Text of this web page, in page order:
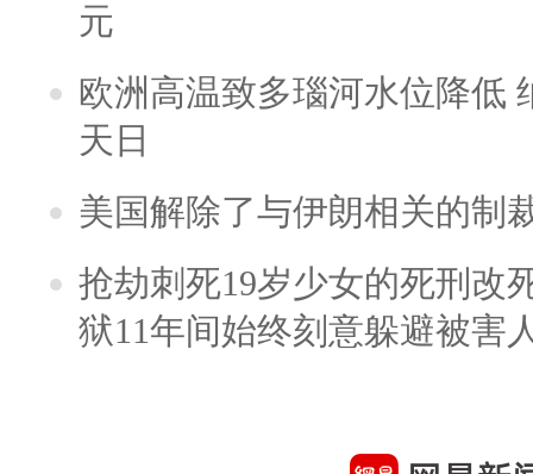
元
欧洲高温致多瑙河水位降低
天日
美国解除了与伊朗相关的制
抢劫刺死19岁少女的死刑改
狱11年间始终刻意躲避被害